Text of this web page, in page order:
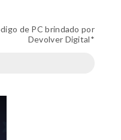
de PC brindado por
Devolver Digital*